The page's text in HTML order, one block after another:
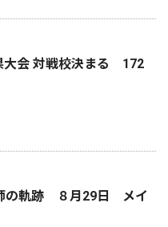
会 対戦校決まる 172
の軌跡 ８月29日 メイ